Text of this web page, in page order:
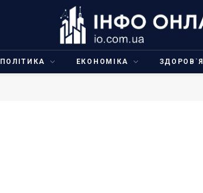
ПОЛІТИКА ЕКОНОМІКА ЗДОРОВ`Я